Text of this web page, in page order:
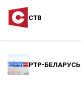
СТВ
РТР-Беларусь